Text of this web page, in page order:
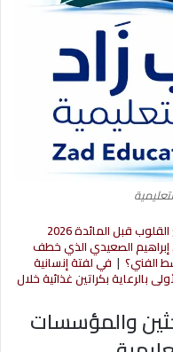
قبل المائدة 2026
من هو الفنان إبراهيم الصعيدي الذي خطف
الفني؟ | في لفتة إنسانية
بالرعاية بكراتين غذائية خلال
والمؤسسات